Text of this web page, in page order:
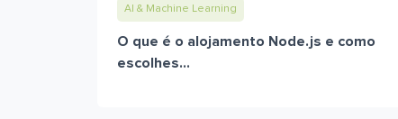
AI & Machine Learning
O que é o alojamento Node.js e como
escolhes...